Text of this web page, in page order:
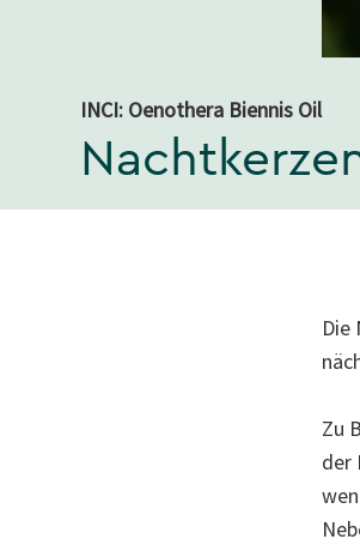
INCI: Oenothera Biennis Oil
Die
Zu
der